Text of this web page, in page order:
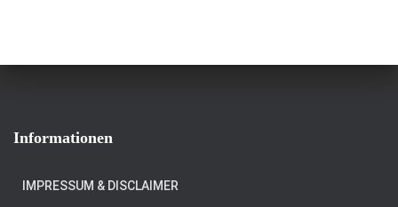
Informationen
IMPRESSUM & DISCLAIMER